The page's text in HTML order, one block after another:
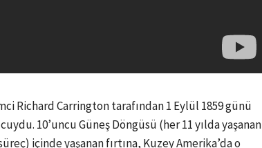
Richard Carrington tarafından 1 Eylül 1859 günü
10’uncu Güneş Döngüsü (her 11 yılda yaşanan
içinde yaşanan fırtına, Kuzey Amerika’da o